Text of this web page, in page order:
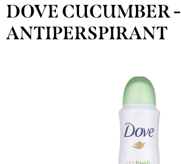
DOVE CUCUMBER -
ANTIPERSPIRANT